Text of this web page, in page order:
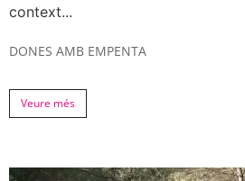
context...
DONES AMB EMPENTA
Veure més